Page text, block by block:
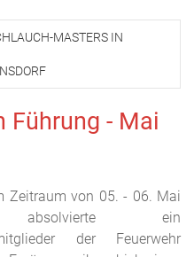
MASTERS IN
Führung - Mai
Zeitraum von 05. - 06. Mai
ein
der Feuerwehr